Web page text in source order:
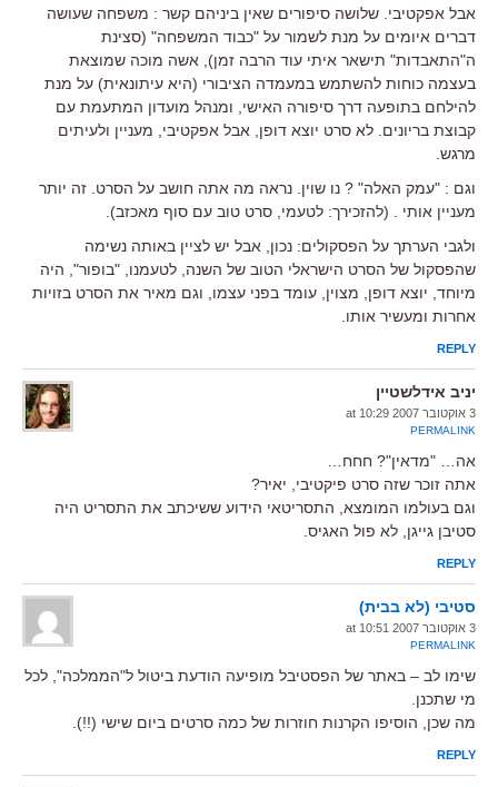
אבל אפקטיבי. שלושה סיפורים שאין ביניהם קשר : משפחה שעושה
דברים איומים על מנת לשמור על "כבוד המשפחה" (סצינת
ה"התאבדות" תישאר איתי עוד הרבה זמן), אשה מוכה שמוצאת
בעצמה כוחות להשתמש במעמדה הציבורי (היא עיתונאית) על מנת
להילחם בתופעה דרך סיפורה האישי, ומנהל מועדון המתעמת עם
קבוצת בריונים. לא סרט יוצא דופן, אבל אפקטיבי, מעניין ולעיתים
מרגש.
וגם : "עמק האלה" ? נו שוין. נראה מה אתה חושב על הסרט. זה יותר
מעניין אותי . (להזכירך: לטעמי, סרט טוב עם סוף מאכזב).
ולגבי הערתך על הפסקולים: נכון, אבל יש לציין באותה נשימה
שהפסקול של הסרט הישראלי הטוב של השנה, לטעמנו, "בופור", היה
מיוחד, יוצא דופן, מצוין, עומד בפני עצמו, וגם מאיר את הסרט בזויות
אחרות ומעשיר אותו.
REPLY
יניב אידלשטיין
3 אוקטובר 2007 at 10:29
PERMALINK
אה… "מדאין"? חחח…
אתה זוכר שזה סרט פיקטיבי, יאיר?
וגם בעולמו המומצא, התסריטאי הידוע ששיכתב את התסריט היה
סטיבן גייגן, לא פול האגיס.
REPLY
סטיבי (לא בבית)
3 אוקטובר 2007 at 10:51
PERMALINK
שימו לב – באתר של הפסטיבל מופיעה הודעת ביטול ל"הממלכה", לכל
מי שתכנן.
מה שכן, הוסיפו הקרנות חוזרות של כמה סרטים ביום שישי (!!).
REPLY